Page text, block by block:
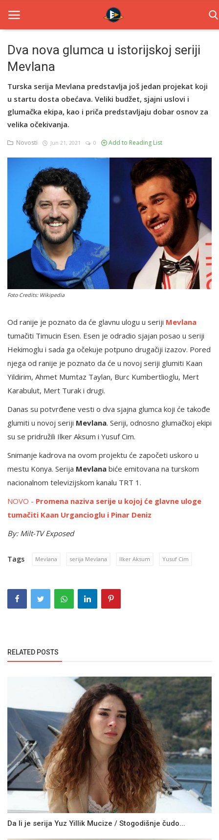
Home
Novosti
TV Serije
Contact
Login
Register
English
Dva nova glumca u istorijskoj seriji
Mevlana
Turska serija Mevlana predstavlja još jedan projekat koji
u startu dosta obećava. Veliki budžet, sjajni uslovi i
glumačka ekipa, kao i priča predstavljaju dobar osnov za
velika očekivanja.
Novosti Jun 21, 2021 0 Add to Reading List
Foto Credits: Wikipedia
Od ranije je poznato da će glavnu ulogu u seriji Mevlana
tumačiti Timucin Esen. Esen je odradio sjajan posao u seriji
Hekimoglu i sada ga očekuje potpuno drugačiji izazov. Pored
njega od ranije je poznato da će u novoj seriji glumiti Kaan
Yildirim, Ahmet Mumtaz Taylan, Burc Kumbertlioglu, Mert
Karabulut, Mert Turak i drugi.
Danas su potvrđene vesti o dva sjajna glumca koji će takođe
glumiti u novoj seriji Mevlana. Seriji, odnosno glumačkoj ekipi
su se pridružili Ilker Aksum i Yusuf Cim.
Snimanje kadrova na ovom projektu će započeti uskoro u
mestu Konya. Serija Mevlana biće emitovana na turskom
nacionalnom televizijskom kanalu TRT 1.
NOVO - Promena naziva serije u kojoj će glavne uloge
tumačiti Kaan Urgancioglu i Pinar Deniz
By: Milt-TVExposed
Tags Mevlana serija Mevlana Ilker Aksum Yusuf Cim
RELATED POSTS
Da li je serija Yuz Yillik Mucize / Stogodišnje čudo...